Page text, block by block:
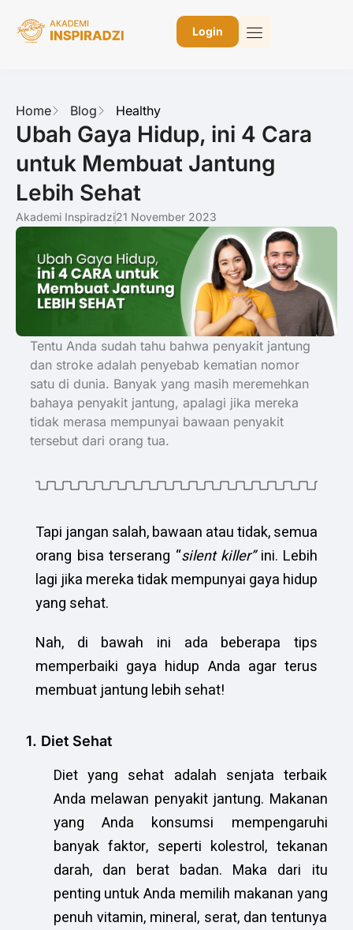
Login
Home Blog Healthy
Ubah Gaya Hidup, ini 4 Cara
untuk Membuat Jantung
Lebih Sehat
Akademi Inspiradzi21 November 2023
Tentu Anda sudah tahu bahwa penyakit jantung
dan stroke adalah penyebab kematian nomor
satu di dunia. Banyak yang masih meremehkan
bahaya penyakit jantung, apalagi jika mereka
tidak merasa mempunyai bawaan penyakit
tersebut dari orang tua.
Tapi jangan salah, bawaan atau tidak, semua
orang bisa terserang “silent killer”ini. Lebih
lagi jika mereka tidak mempunyai gaya hidup
yang sehat.
Nah, di bawah ini ada beberapa tips
memperbaiki gaya hidup Anda agar terus
membuat jantung lebih sehat!
1. Diet Sehat
Diet yang sehat adalah senjata terbaik
Anda melawan penyakit jantung. Makanan
yang Anda konsumsi mempengaruhi
banyak faktor, seperti kolestrol, tekanan
darah, dan berat badan. Maka dari itu
penting untuk Anda memilih makanan yang
penuh vitamin, mineral, serat, dan tentunya